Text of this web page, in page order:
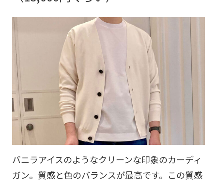
バニラアイスのようなクリーンな印象のカーディ
ガン。質感と色のバランスが最高です。この質感